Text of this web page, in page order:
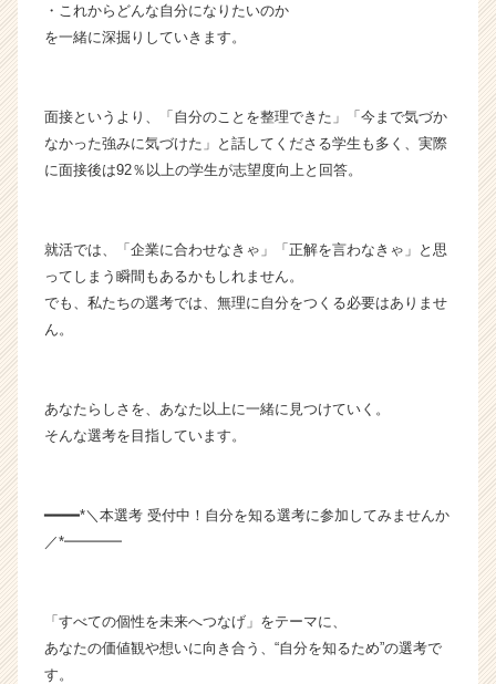
・これからどんな自分になりたいのか
を一緒に深掘りしていきます。
面接というより、「自分のことを整理できた」「今まで気づか
なかった強みに気づけた」と話してくださる学生も多く、実際
に面接後は92％以上の学生が志望度向上と回答。
就活では、「企業に合わせなきゃ」「正解を言わなきゃ」と思
ってしまう瞬間もあるかもしれません。
でも、私たちの選考では、無理に自分をつくる必要はありませ
ん。
あなたらしさを、あなた以上に一緒に見つけていく。
そんな選考を目指しています。
━━━━*＼本選考 受付中！自分を知る選考に参加してみませんか
／*━━━━
「すべての個性を未来へつなげ」をテーマに、
あなたの価値観や想いに向き合う、“自分を知るため”の選考で
す。